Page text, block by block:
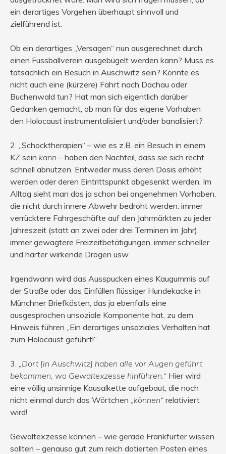
ein derartiges Vorgehen überhaupt sinnvoll und
zielführend ist.
Ob ein derartiges „Versagen“ nun ausgerechnet durch
einen Fussballverein ausgebügelt werden kann? Muss es
tatsächlich ein Besuch in Auschwitz sein? Könnte es
nicht auch eine (kürzere) Fahrt nach Dachau oder
Buchenwald tun? Hat man sich eigentlich darüber
Gedanken gemacht, ob man für das eigene Vorhaben
den Holocaust instrumentalisiert und/oder banalisiert?
2. „Schocktherapien“ – wie es z.B. ein Besuch in einem
KZ sein kann – haben den Nachteil, dass sie sich recht
schnell abnutzen. Entweder muss deren Dosis erhöht
werden oder deren Eintrittspunkt abgesenkt werden. Im
Alltag sieht man das ja schon bei angenehmen Vorhaben,
die nicht durch innere Abwehr bedroht werden: immer
verrücktere Fahrgeschäfte auf den Jahrmärkten zu jeder
Jahreszeit (statt an zwei oder drei Terminen im Jahr),
immer gewagtere Freizeitbetätigungen, immer schneller
und härter wirkende Drogen usw.
Irgendwann wird das Ausspucken eines Kaugummis auf
der Straße oder das Einfüllen flüssiger Hundekacke in
Münchner Briefkästen, das ja ebenfalls eine
ausgesprochen unsoziale Komponente hat, zu dem
Hinweis führen „Ein derartiges unsoziales Verhalten hat
zum Holocaust geführt!“
3.
„Dort [in Auschwitz] haben alle vor Augen geführt
bekommen, wo Gewaltexzesse hinführen.“ Hier wird
eine völlig unsinnige Kausalkette aufgebaut, die noch
nicht einmal durch das Wörtchen „können“ relativiert
wird!
Gewaltexzesse können – wie gerade Frankfurter wissen
sollten – genauso gut zum reich dotierten Posten eines